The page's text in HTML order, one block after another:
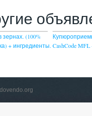
зернах. (100%
+ ингредиенты. CashCode